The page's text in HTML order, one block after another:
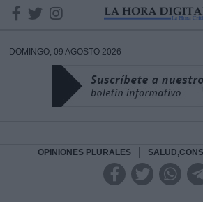
DOMINGO, 09 AGOSTO 2026
OPINIONES PLURALES
DATOS
Responsable: